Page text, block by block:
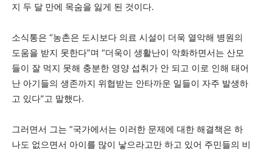
지 두 달 만에 목숨을 잃게 된 것이다.
소식통은 “농촌은 도시보다 의료 시설이 더욱 열악해 병원의
도움을 받지 못한다”며 “더욱이 생활난이 악화하면서는 산모
들이 잘 먹지 못해 충분한 영양 섭취가 안 되고 이로 인해 태어
난 아기들의 생존까지 위협받는 안타까운 일들이 자주 발생하
고 있다”고 말했다.
그러면서 그는 “국가에서는 이러한 문제에 대한 해결책은 하
나도 없으면서 아이를 많이 낳으라고만 하고 있어 주민들의 비